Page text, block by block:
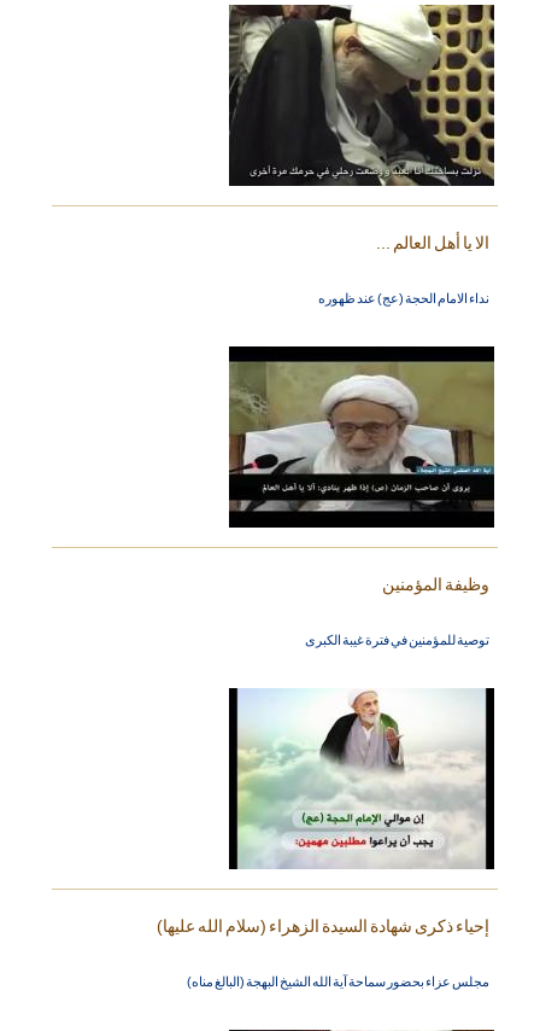
الا يا أهل العالم ...
نداء الامام الحجة (عج) عند ظهوره
وظيفة المؤمنين
توصية للمؤمنين في فترة غيبة الكبرى
إحياء ذكرى شهادة السيدة الزهراء (سلام الله عليها)
مجلس عزاء بحضور سماحة آية الله الشيخ البهجة (البالغ مناه)